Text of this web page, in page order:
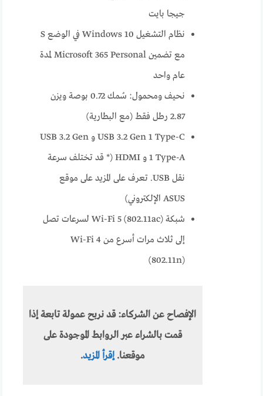
جيجا بايت
نظام التشغيل Windows 10 في الوضع S
مع تضمين Microsoft 365 Personal لمدة
عام واحد
نحيف ومحمول: سُمك 0.72 بوصة ويزن
2.87 رطل فقط (مع البطارية)
USB 3.2 Gen 1 Type-C و USB 3.2 Gen
1 Type-A و HDMI (* قد تختلف سرعة
نقل USB. تعرف على المزيد على موقع
ASUS الإلكتروني)
شبكة Wi-Fi 5 (802.11ac) لسرعات تصل
إلى ثلاث مرات أسرع من Wi-Fi 4
(802.11n)
الإفصاح عن الشركاء:قد نربح عمولة تابعة إذا
قمت بالشراء عبر الروابط الموجودة على
موقعنا.إقرأ المزيد.